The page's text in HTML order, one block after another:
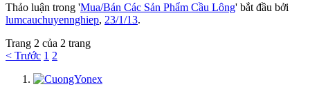
Thảo luận trong 'Mua/Bán Các Sản Phẩm Cầu Lông' bắt đầu bởi
lumcauchuyennghiep, 23/1/13.
Trang 2 của 2 trang
< Trước 1 2